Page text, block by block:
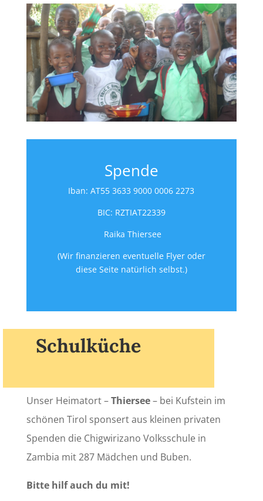
Spende
Iban: AT55 3633 9000 0006 2273
BIC: RZTIAT22339
Raika Thiersee
(Wir finanzieren eventuelle Flyer oder
diese Seite natürlich selbst.)
Schulküche
Unser Heimatort –Thiersee– bei Kufstein im
schönen Tirol sponsert aus kleinen privaten
Spenden die Chigwirizano Volksschule in
Zambia mit 287 Mädchen und Buben.
Bitte hilf auch du mit!